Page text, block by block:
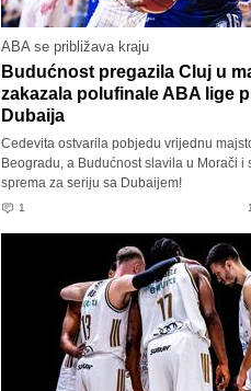
ABA se približava kraju
Budućnost pregazila Cluj u
zakazala polufinale ABA lige
Dubaija
Cedevita ostvarila pobjedu vrijednu
Beogradu, a Budućnost slavila u Morači i
sprema za seriju sa Dubaijem!
1